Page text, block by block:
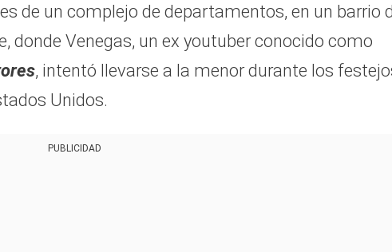
de un complejo de departamentos, en un barrio
donde Venegas, un ex youtuber conocido como
, intentó llevarse a la menor durante los
Unidos.
PUBLICIDAD